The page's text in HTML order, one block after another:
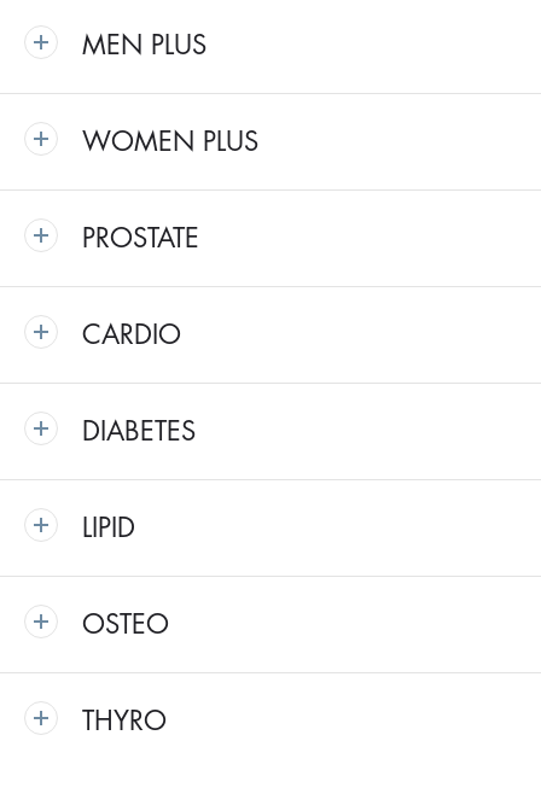
MEN PLUS
WOMEN PLUS
PROSTATE
CARDIO
DIABETES
LIPID
OSTEO
THYRO